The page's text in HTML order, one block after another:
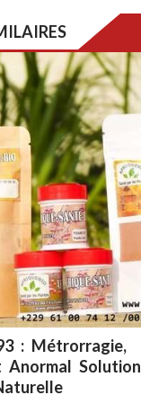
: Métrorragie,
Anormal Solution